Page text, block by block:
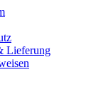
Lieferung